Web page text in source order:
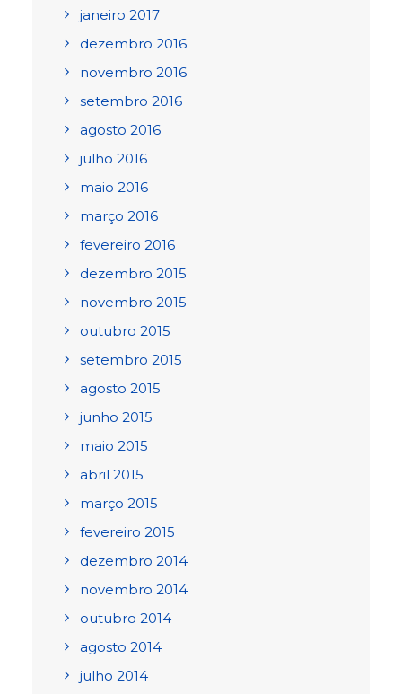
janeiro 2017
dezembro 2016
novembro 2016
setembro 2016
agosto 2016
julho 2016
maio 2016
março 2016
fevereiro 2016
dezembro 2015
novembro 2015
outubro 2015
setembro 2015
agosto 2015
junho 2015
maio 2015
abril 2015
março 2015
fevereiro 2015
dezembro 2014
novembro 2014
outubro 2014
agosto 2014
julho 2014